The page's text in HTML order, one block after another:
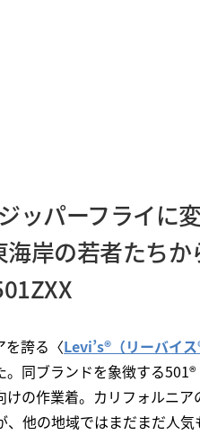
ッパーフライに
岸の若者たち
を誇る〈Levi’s®（リーバイス
同ブランドを象徴する
の作業着。カリフォルニ
他の地域ではまだまだ人